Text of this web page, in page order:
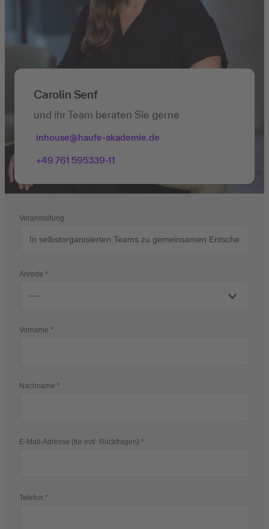
Carolin Senf
und ihr Team beraten Sie gerne
inhouse@haufe-akademie.de
+49 761 595339-11
Veranstaltung
Anrede
Vorname
Nachname
E-Mail-Adresse (für evtl. Rückfragen)
Telefon